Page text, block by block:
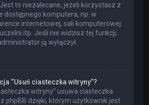
to niezalecane, jeżeli korzystasz z
dostępnego komputera, np. w
internetowej, sali komputerowej
itp. Jeśli nie widzisz tej funkcji,
ją wyłączył.
“Usuń ciasteczka witryny”?
witryny” usuwa ciasteczka
phpBB dzięki, którym użytkownik jest